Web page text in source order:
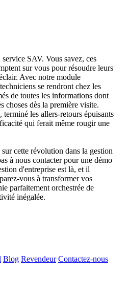
SAV. Vous savez, ces
sur vous pour résoudre leurs
Avec notre module
se rendront chez les
de toutes les informations dont
choses dès la première visite.
les allers-retours épuisants
qui ferait même rougir une
cette révolution dans la gestion
à nous contacter pour une démo
d'entreprise est là, et il
vous à transformer vos
parfaitement orchestrée de
inégalée.
Blog Revendeur Contactez-nous